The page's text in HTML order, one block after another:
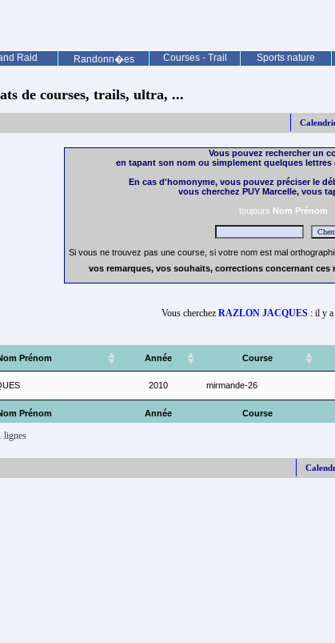
Raid Randonn�es Courses - Trail Sports nature
de courses, trails, ultra, ...
Vous pouvez rechercher un
en tapant son nom ou simplement quelques lettres
En cas d'homonyme, vous pouvez préciser le
vous cherchez PUY Marcelle, vous
toujours Nom Prénom
Si vous ne trouvez pas une course, si votre nom est mal
vos remarques, vos souhaits, corrections concernant ces
Vous cherchez RAZLON JACQUES: il y a
Prénom Année Course
Prénom Année Course
2010 mirmande-26
lignes